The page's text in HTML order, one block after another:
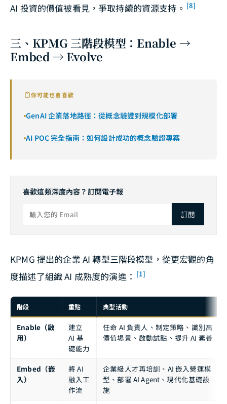
AI 投資的價值被看見，爭取持續的資源支持。 [8]
三、KPMG 三階段模型：Enable →
Embed → Evolve
你可能也會喜歡
GenAI 企業落地路徑：從概念驗證到規模化部署
AI POC 完全指南：如何設計成功的概念驗證專案
喜歡這類深度內容？訂閱電子報
訂閱
KPMG 提出的企業 AI 轉型三階段模型，從更宏觀的角
度描述了組織 AI 成熟度的演進： [1]
階段 重點 典型活動
Enable（啟
用）
建立
AI 基
礎能力
任命 AI 負責人、制定策略、識別高
價值場景、啟動試點、提升 AI 素養
Embed（嵌
入）
將 AI
融入工
作流
企業級人才再培訓、AI 嵌入營運模
型、部署 AI Agent、現代化基礎設
施